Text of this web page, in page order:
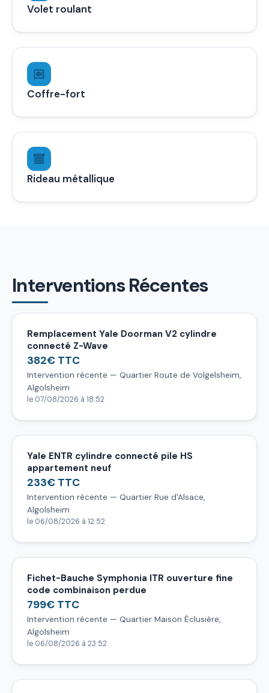
Volet roulant
Coffre-fort
Rideau métallique
Interventions Récentes
Remplacement Yale Doorman V2 cylindre
connecté Z-Wave
382€ TTC
Intervention récente — Quartier Route de Volgelsheim,
Algolsheim
le 07/08/2026 à 18:52
Yale ENTR cylindre connecté pile HS
appartement neuf
233€ TTC
Intervention récente — Quartier Rue d'Alsace,
Algolsheim
le 06/08/2026 à 12:52
Fichet-Bauche Symphonia ITR ouverture fine
code combinaison perdue
799€ TTC
Intervention récente — Quartier Maison Éclusière,
Algolsheim
le 06/08/2026 à 23:52